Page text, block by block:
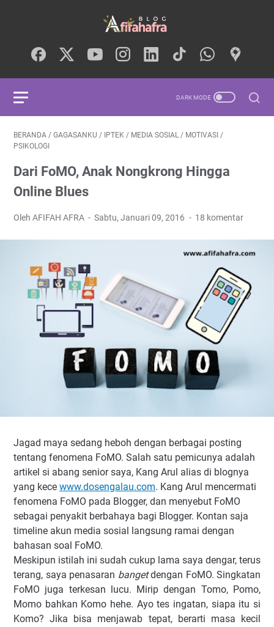
BERANDA / GAGASANKU / IPTEK / MEDIA SOSIAL / MOTIVASI /
PSIKOLOGI
Dari FoMO, Anak Nongkrong Hingga
Online Blues
Oleh AFIFAH AFRA Sabtu, Januari 09, 2016 18 komentar
Jagad maya sedang heboh dengan berbagai posting
tentang fenomena FoMO. Salah satu pemicunya adalah
artikel si abang senior saya, Kang Arul alias di blognya
yang kece www.dosengalau.com. Kang Arul mencermati
fenomena FoMO pada Blogger, dan menyebut FoMO
sebagai penyakit berbahaya bagi Blogger. Kontan saja
timeline akun media sosial langsung ramai dengan
bahasan soal FoMO.
Meskipun istilah ini sudah cukup lama saya dengar, terus
terang, saya penasaran bangetdengan FoMO. Singkatan
FoMO juga terkesan lucu. Mirip dengan Tomo, Pomo,
Momo bahkan Komo hehe. Ayo tes ingatan, siapa itu si
Komo? Jika bisa menjawab tepat, berarti masa kecil